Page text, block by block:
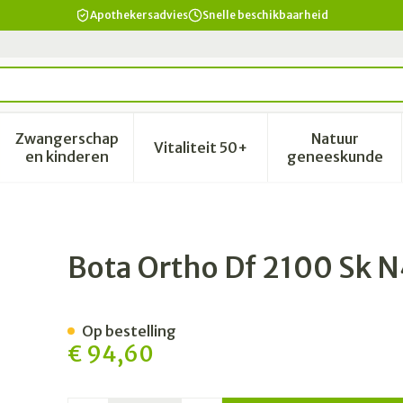
Apothekersadvies Snelle beschikbaarheid
verzorging en hygiëne categorie
voor Dieet, voeding en vitamines categorie
Zwangerschap
en kinderenToon submenu voor Zwangerschap en
Vitaliteit 50+Toon submenu voor Vitaliteit
Natuur
geneeskunde
Toon
Bota Ortho Df 2100 Sk
€ 94,60
Op bestelling